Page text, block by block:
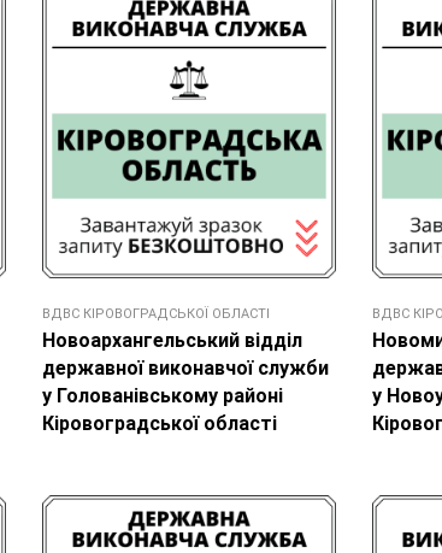
ВДВС КІРОВОГРАДСЬКОЇ ОБЛАСТІ
Новоархангельський відділ
державної виконавчої служби
у Голованівському районі
Кіровоградської області
ВДВС
у